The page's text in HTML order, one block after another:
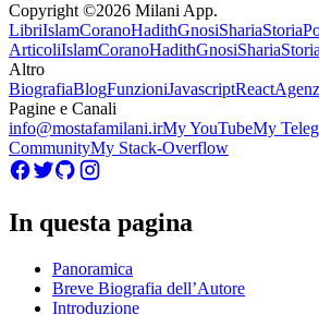
Copyright ©2026 Milani App.
LibriIslamCoranoHadithGnosiShariaStoria
ArticoliIslamCoranoHadithGnosiSharia
Altro
BiografiaBlogFunzioniJavascriptReact
Pagine e Canali
info@mostafamilani.irMy YouTubeMy
CommunityMy Stack-Overflow
In questa pagina
Panoramica
Breve Biografia dell’Autore
Introduzione